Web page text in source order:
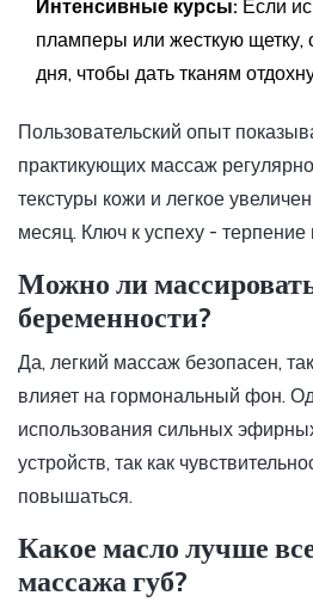
Интенсивные курсы: Если
пламперы или жесткую щетку,
дня, чтобы дать тканям
Пользовательский опыт
практикующих массаж
текстуры кожи и легкое
месяц. Ключ к успеху - терпение
Можно ли
беременности?
Да, легкий массаж безопасен,
влияет на гормональный фон.
использования сильных
устройств, так как
повышаться.
Какое масло лучше
массажа губ?